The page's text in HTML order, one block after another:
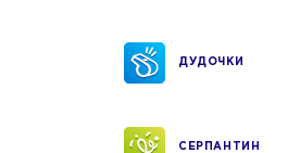
ДУДОЧКИ
СЕРПАНТИН